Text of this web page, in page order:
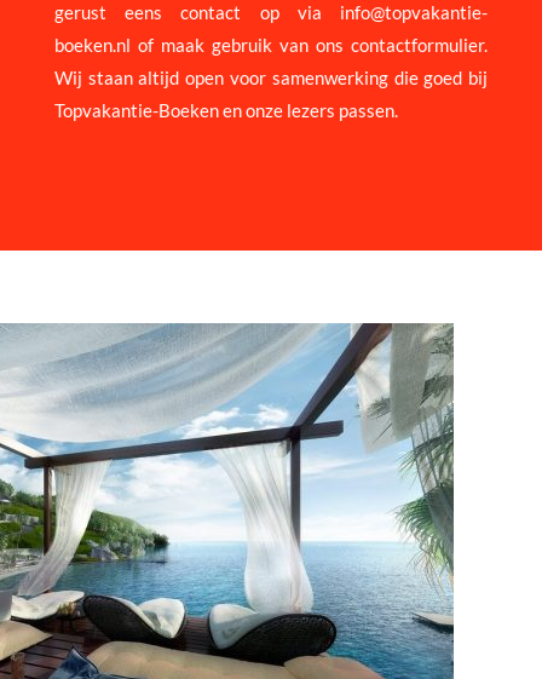
gerust eens contact op via info@topvakantie-
boeken.nl of maak gebruik van ons contactformulier.
Wij staan altijd open voor samenwerking die goed bij
Topvakantie-Boeken en onze lezers passen.